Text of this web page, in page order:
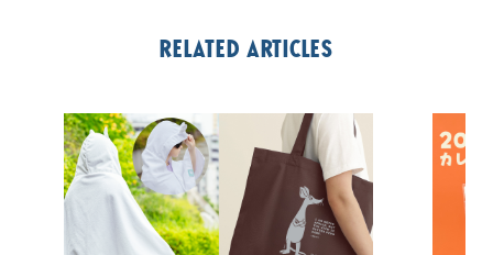
Related articles